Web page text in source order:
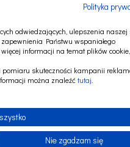
Z myślą o starszych dzieciach,
Po
Polityka
odwiedzających, ulepszenia naszej
Państwu wspaniałego
informacji na temat plików cookie,
skuteczności kampanii
można znaleźć tutaj
Nie zgadzam się